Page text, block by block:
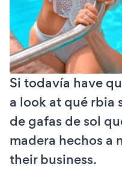
Si todavía have
a look at qué rbia
de gafas de sol
madera hechos a
their business.